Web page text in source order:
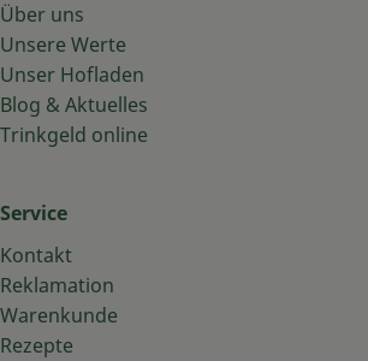
Über uns
Unsere Werte
Unser Hofladen
Blog & Aktuelles
Trinkgeld online
Service
Kontakt
Reklamation
Warenkunde
Rezepte